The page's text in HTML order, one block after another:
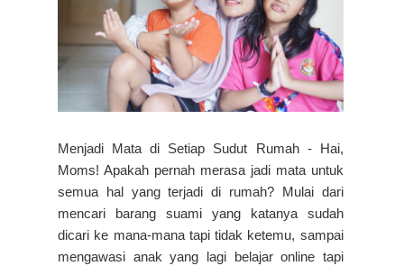
Menjadi Mata di Setiap Sudut Rumah - Hai,
Moms! Apakah pernah merasa jadi mata untuk
semua hal yang terjadi di rumah? Mulai dari
mencari barang suami yang katanya sudah
dicari ke mana-mana tapi tidak ketemu, sampai
mengawasi anak yang lagi belajar online tapi